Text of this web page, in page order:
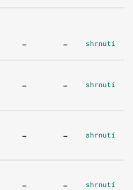
- - shrnutí
- - shrnutí
- - shrnutí
- - shrnutí